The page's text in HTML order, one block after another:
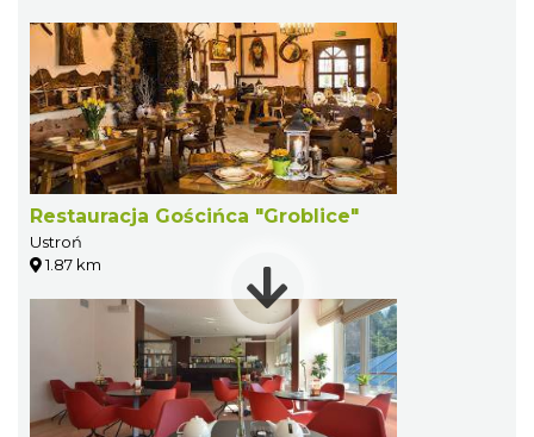
Restauracja Gościńca "Groblice"
Ustroń
1.87 km